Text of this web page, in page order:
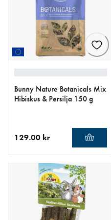
Bunny Nature Botanicals Mix
Hibiskus & Persilja 150 g
129.00 kr